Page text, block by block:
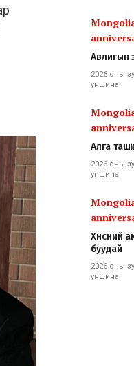
Авлигын
2026 оны
уншина
Алга
2026 оны
уншина
Хүнсний
буудай
2026 оны
уншина